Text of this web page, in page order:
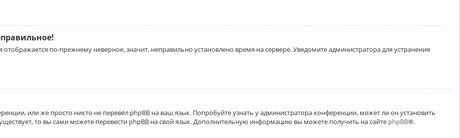
по-прежнему неверное, значит, неправильно установлено время на сервере. Уведомите администратора для устранения
или же просто никто не перевёл phpBB на ваш язык. Попробуйте узнать у администратора конференции, может ли он установить
то вы сами можете перевести phpBB на свой язык. Дополнительную информацию вы можете получить на сайте phpBB®.